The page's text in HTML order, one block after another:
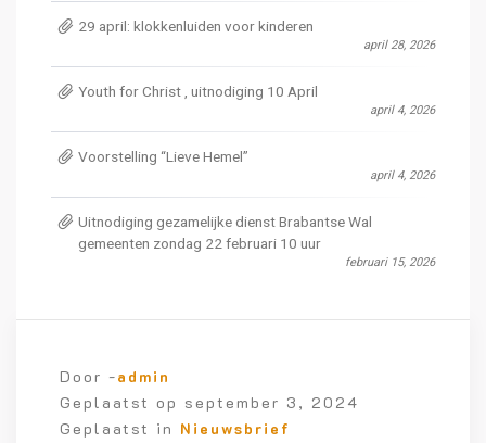
Door -admin
Geplaatst op september 3, 2024
Geplaatst in Nieuwsbrief
29 april: klokkenluiden voor kinderen
april 28, 2026
Youth for Christ , uitnodiging 10 April
april 4, 2026
Voorstelling “Lieve Hemel”
april 4, 2026
Uitnodiging gezamelijke dienst Brabantse Wal
gemeenten zondag 22 februari 10 uur
februari 15, 2026